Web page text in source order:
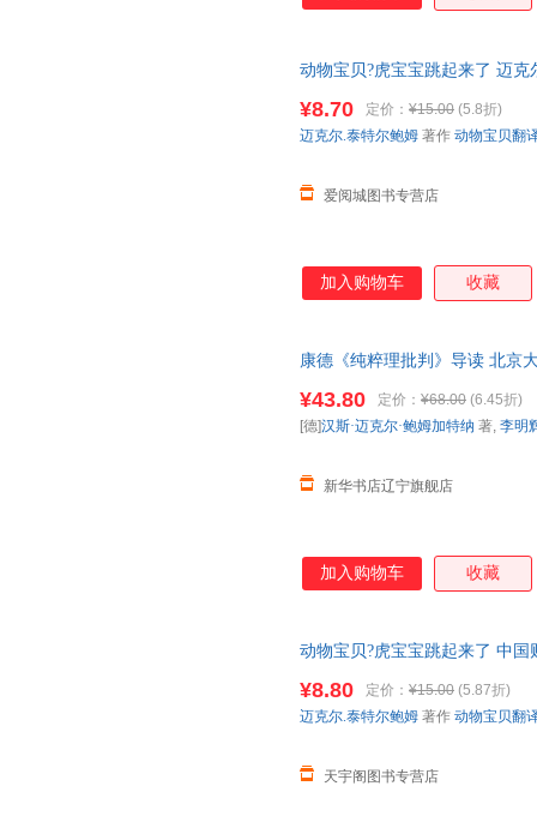
动物宝贝?虎宝宝跳起来了 迈
85%城市次日达，团购优惠咨
¥8.70 定价： ¥15.00 (5.8折)
爱阅城图书专营店
迈克尔.泰特尔鲍姆 著作 动物宝贝翻
加入购物车 收藏
康德《纯粹理批判》导读 北京
¥43.80 定价： ¥68.00 (6.45折)
新华书店辽宁旗舰店
[德]汉斯·迈克尔·鲍姆加特纳 著, 李明
加入购物车 收藏
动物宝贝?虎宝宝跳起来了 中
¥8.80 定价： ¥15.00 (5.87折)
天宇阁图书专营店
迈克尔.泰特尔鲍姆 著作 动物宝贝翻